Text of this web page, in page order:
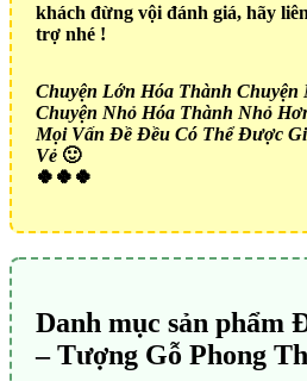
khách đừng vội đánh giá, hãy
trợ nhé !
Chuyện Lớn Hóa Thành Chuyện
Chuyện Nhỏ Hóa Thành Nhỏ
Mọi Vấn Đề Đều Có Thể Được
Vẻ 🙂
🍀🍀🍀
Danh mục sản phẩm
– Tượng Gỗ Phong